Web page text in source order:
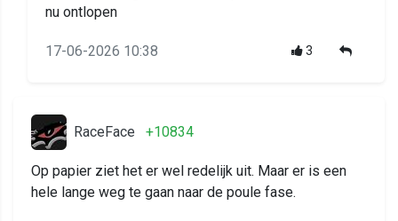
nu ontlopen
17-06-2026 10:38 3
RaceFace +10834
Op papier ziet het er wel redelijk uit. Maar er is een
hele lange weg te gaan naar de poule fase.